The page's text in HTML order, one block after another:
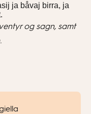
ja båvaj birra, ja
og sagn, samt